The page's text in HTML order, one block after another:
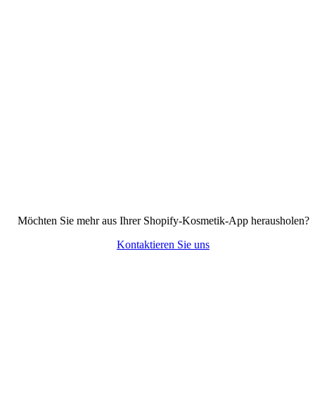
Möchten Sie mehr aus Ihrer Shopify-Kosmetik-App herausholen?
Kontaktieren Sie uns